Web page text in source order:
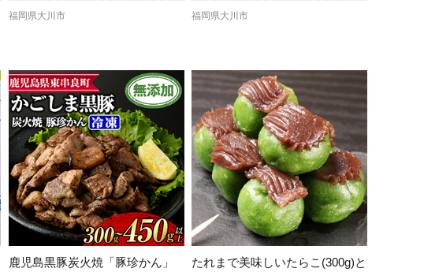
福岡県大川市 福岡県大川市
鹿児島黒豚炭火焼「豚珍かん」
たれまで美味しいたらこ(300g)と